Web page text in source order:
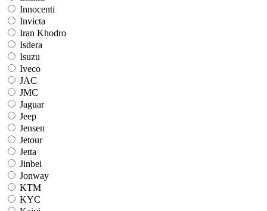
Innocenti
Invicta
Iran Khodro
Isdera
Isuzu
Iveco
JAC
JMC
Jaguar
Jeep
Jensen
Jetour
Jetta
Jinbei
Jonway
KTM
KYC